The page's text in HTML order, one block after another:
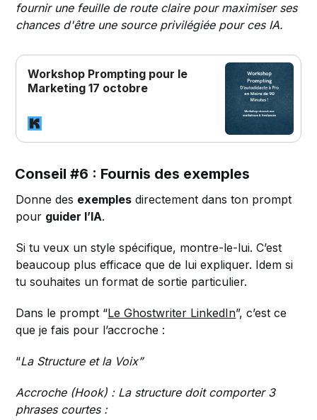
fournir une feuille de route claire pour maximiser ses
chances d'être une source privilégiée pour ces IA.
Workshop Prompting pour le
Marketing 17 octobre
Conseil #6 : Fournis des exemples
Donne des exemples directement dans ton prompt
pour guider l’IA.
Si tu veux un style spécifique, montre-le-lui. C’est
beaucoup plus efficace que de lui expliquer. Idem si
tu souhaites un format de sortie particulier.
Dans le prompt “Le Ghostwriter LinkedIn”, c’est ce
que je fais pour l’accroche :
“La Structure et la Voix”
Accroche (Hook) : La structure doit comporter 3
phrases courtes :